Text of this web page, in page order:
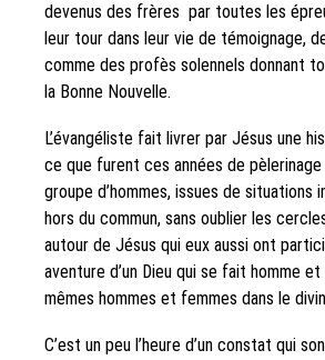
devenus des frères par toutes les
leur tour dans leur vie de témoignage,
comme des profès solennels donnant
la Bonne Nouvelle.
L’évangéliste fait livrer par Jésus une
ce que furent ces années de
groupe d’hommes, issues de situations
hors du commun, sans oublier les
autour de Jésus qui eux aussi ont
aventure d’un Dieu qui se fait homme
mêmes hommes et femmes dans le
C’est un peu l’heure d’un constat qui